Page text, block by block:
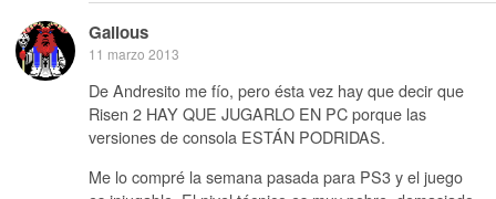
Galious
11 marzo 2013
De Andresito me fío, pero ésta vez hay que decir que
Risen 2 HAY QUE JUGARLO EN PC porque las
versiones de consola ESTÁN PODRIDAS.
Me lo compré la semana pasada para PS3 y el juego